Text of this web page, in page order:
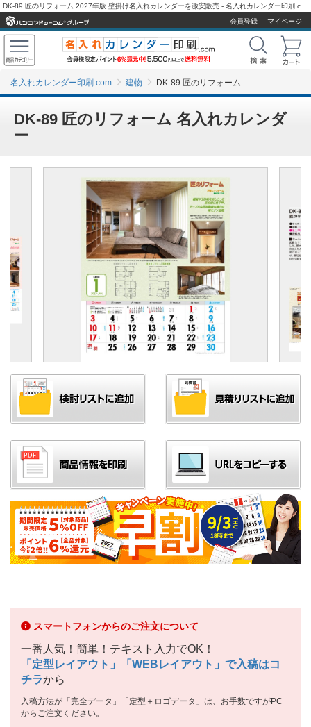
会員登録
マイページ
名入れカレンダー印刷.com 建物 DK-89 匠のリフォーム
DK-89 匠のリフォーム 名入れカレンダ
ー
スマートフォンからのご注文について
一番人気！簡単！テキスト入力でOK！
「定型レイアウト」「WEBレイアウト」で入稿はコ
チラから
入稿方法が「完全データ」「定型＋ロゴデータ」は、お手数ですがPC
からご注文ください。